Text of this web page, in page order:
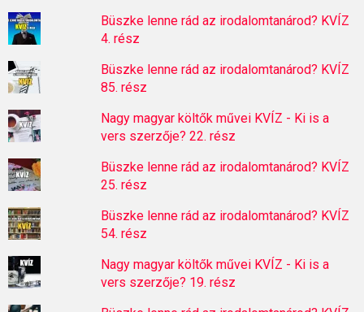
Büszke lenne rád az irodalomtanárod? KVÍZ
4. rész
Büszke lenne rád az irodalomtanárod? KVÍZ
85. rész
Nagy magyar költők művei KVÍZ - Ki is a
vers szerzője? 22. rész
Büszke lenne rád az irodalomtanárod? KVÍZ
25. rész
Büszke lenne rád az irodalomtanárod? KVÍZ
54. rész
Nagy magyar költők művei KVÍZ - Ki is a
vers szerzője? 19. rész